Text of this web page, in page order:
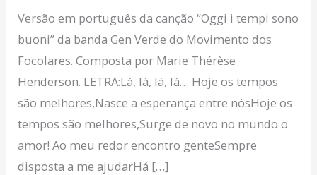
Versão em português da canção “Oggi i tempi sono
buoni” da banda Gen Verde do Movimento dos
Focolares. Composta por Marie Thérèse
Henderson. LETRA:Lá, lá, lá, lá… Hoje os tempos
são melhores,Nasce a esperança entre nósHoje os
tempos são melhores,Surge de novo no mundo o
amor! Ao meu redor encontro genteSempre
disposta a me ajudarHá […]